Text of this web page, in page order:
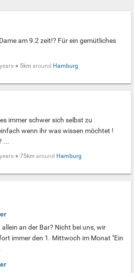
am 9.2 zeit!? Für ein gemütliches
years ● 5km around Hamburg
immer schwer sich selbst zu
wenn ihr was wissen möchtet !
...
years ● 75km around Hamburg
an der Bar? Nicht bei uns, wir
immer den 1. Mittwoch im Monat "Ein